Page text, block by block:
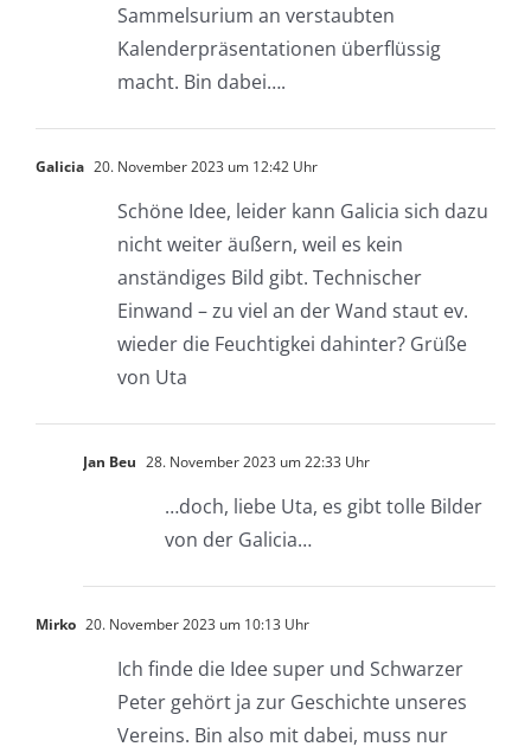
Sammelsurium an verstaubten
Kalenderpräsentationen überflüssig
macht. Bin dabei….
Galicia 20. November 2023 um 12:42 Uhr
Schöne Idee, leider kann Galicia sich dazu
nicht weiter äußern, weil es kein
anständiges Bild gibt. Technischer
Einwand – zu viel an der Wand staut ev.
wieder die Feuchtigkei dahinter? Grüße
von Uta
Jan Beu 28. November 2023 um 22:33 Uhr
…doch, liebe Uta, es gibt tolle Bilder
von der Galicia…
Mirko 20. November 2023 um 10:13 Uhr
Ich finde die Idee super und Schwarzer
Peter gehört ja zur Geschichte unseres
Vereins. Bin also mit dabei, muss nur